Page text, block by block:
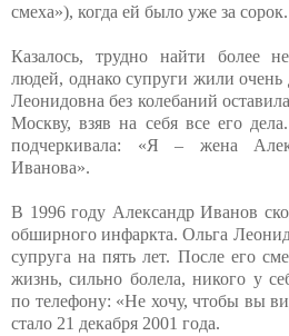
смеха»), когда ей было уже за сорок.
Казалось, трудно найти более
людей, однако супруги жили
Леонидовна без колебаний
Москву, взяв на себя все его
подчеркивала: «Я – жена
Иванова».
В 1996 году Александр Иванов
обширного инфаркта. Ольга
супруга на пять лет. После его
жизнь, сильно болела, никого у
по телефону: «Не хочу, чтобы вы
стало 21 декабря 2001 года.